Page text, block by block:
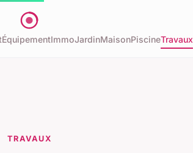
ÉquipementImmoJardinMaisonPiscineTravaux
TRAVAUX